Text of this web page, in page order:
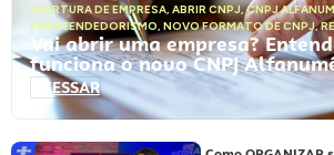
ABERTURA DE EMPRESA, ABRIR CNPJ,CNPJ
EMPREENDEDORISMO, NOVO FORMATO DE CNPJ,
Vai abrir uma empresa?
funciona o novo CNPJ
ACESSAR